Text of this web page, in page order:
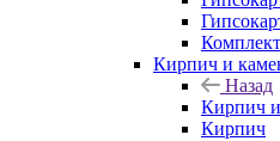
Кирпич и
Назад
Кирпич
Кирпич